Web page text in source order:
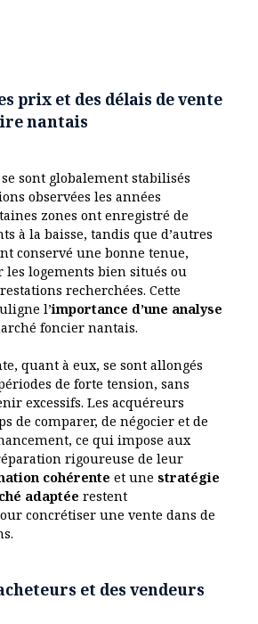
prix et des délais de vente
nantais
sont globalement stabilisés
observées les années
zones ont enregistré de
à la baisse, tandis que d’autres
conservé une bonne tenue,
logements bien situés ou
recherchées. Cette
l’importance d’une analyse
foncier nantais.
quant à eux, se sont allongés
de forte tension, sans
excessifs. Les acquéreurs
de comparer, de négocier et de
ce qui impose aux
rigoureuse de leur
cohérente et une stratégie
adaptée restent
concrétiser une vente dans de
et des vendeurs